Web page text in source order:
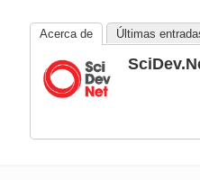
Acerca de Últimas